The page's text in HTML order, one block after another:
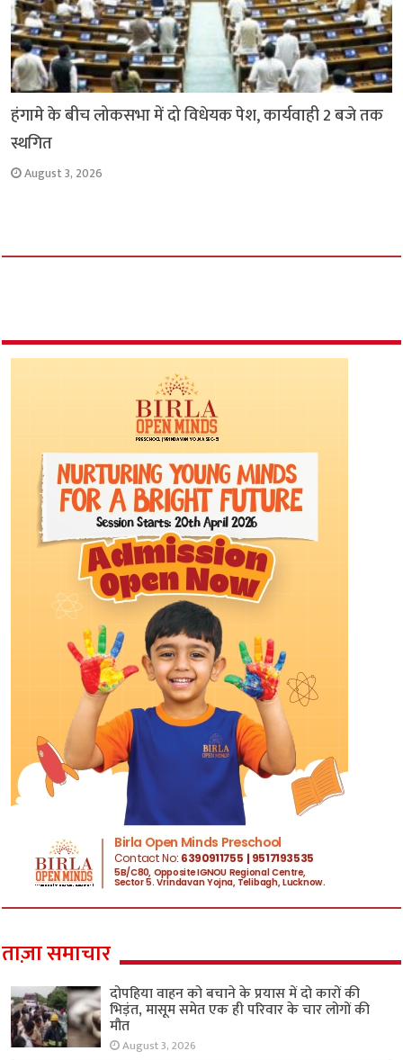
हंगामे के बीच लोकसभा में दो विधेयक पेश, कार्यवाही 2 बजे तक
स्थगित
August 3, 2026
ताज़ा समाचार
दोपहिया वाहन को बचाने के प्रयास में दो कारों की
भिड़ंत, मासूम समेत एक ही परिवार के चार लोगों की
मौत
August 3, 2026